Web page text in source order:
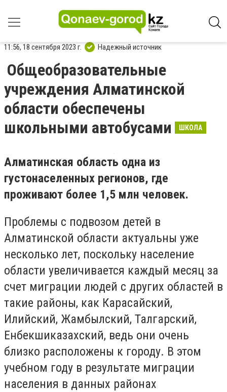
11:56, 18 сентября 2023 г. Надежный источник
Общеобразовательные
учреждения Алматинской
области обеспечены
школьными автобусами
ШКОЛА
Алматинская область одна из
густонаселенных регионов, где
проживают более 1,5 млн человек.
Проблемы с подвозом детей в
Алматинской области актуальны уже
несколько лет, поскольку население
области увеличивается каждый месяц за
счет миграции людей с других областей в
такие районы, как Карасайский,
Илийский, Жамбылский, Талгарский,
Енбекшиказахский, ведь они очень
близко расположены к городу. В этом
учебном году в результате миграции
населения в данных районах